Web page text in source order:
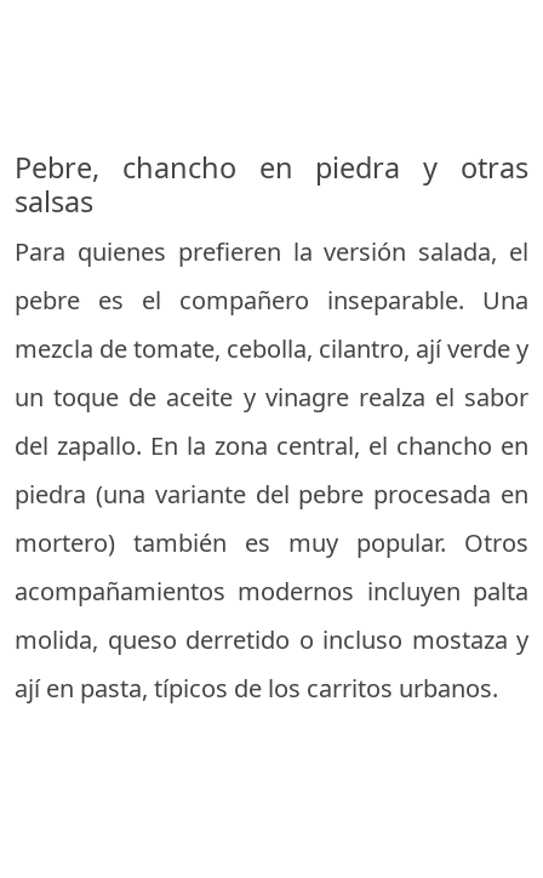
Pebre, chancho en piedra y otras
salsas
Para quienes prefieren la versión salada, el
pebre es el compañero inseparable. Una
mezcla de tomate, cebolla, cilantro, ají verde y
un toque de aceite y vinagre realza el sabor
del zapallo. En la zona central, el chancho en
piedra (una variante del pebre procesada en
mortero) también es muy popular. Otros
acompañamientos modernos incluyen palta
molida, queso derretido o incluso mostaza y
ají en pasta, típicos de los carritos urbanos.